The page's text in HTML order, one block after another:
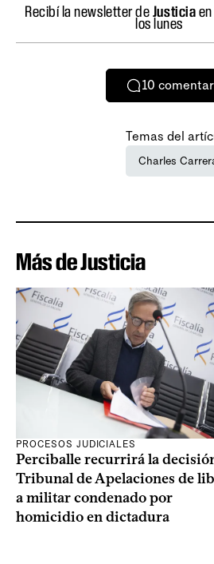
Recibí la newsletter deJusticia
los lunes
10
Temas del
Charles
Más de Justicia
PROCESOS JUDICIALES
Perciballe recurrirá la
Tribunal de Apelaciones de
a militar condenado por
homicidio en dictadura